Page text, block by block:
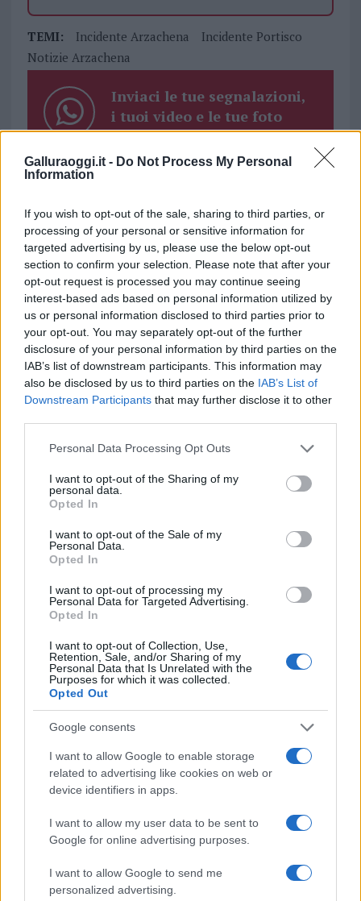
Galluraoggi.it - Do Not Process My Personal
Information
If you wish to opt-out of the sale, sharing to third parties, or
processing of your personal or sensitive information for
targeted advertising by us, please use the below opt-out
section to confirm your selection. Please note that after your
opt-out request is processed you may continue seeing
interest-based ads based on personal information utilized by
us or personal information disclosed to third parties prior to
your opt-out. You may separately opt-out of the further
disclosure of your personal information by third parties on the
IAB’s list of downstream participants. This information may
also be disclosed by us to third parties on the IAB’s List of
Downstream Participants that may further disclose it to other
Please note that this website/app uses one or more Google
not limited to your visit or usage behaviour. You may click to
grant or deny consent to Google and its third-party tags to
use your data for below specified purposes in below Google
consent section.
Personal Data Processing Opt Outs
I want to opt-out of the Sharing of my
personal data.
Opted In
I want to opt-out of the Sale of my
Personal Data.
Opted In
I want to opt-out of processing my
Personal Data for Targeted Advertising.
Opted In
I want to opt-out of Collection, Use,
Retention, Sale, and/or Sharing of my
Personal Data that Is Unrelated with the
Purposes for which it was collected.
Opted Out
Google consents
I want to allow Google to enable storage
related to advertising like cookies on web or
device identifiers in apps.
I want to allow my user data to be sent to
Google for online advertising purposes.
I want to allow Google to send me
personalized advertising.
TEMI: Incidente Arzachena
Incidente Portisco
Notizie Arzachena
Inviaci le tue segnalazioni,
i tuoi video e le tue foto
Su WhatsApp al numero +39
345 356 7512
Notizie in tempo reale?
Entra nel canale telegram di
GalluraOggi.it
Ricevi le nostre ultime news
Condividi l'articolo
F
a
ce
b
o
o
k
T
w
it
te
r
n
re
st
h
s
A
p
p
h
re
Prossimo articolo
NOTIZIE RECENTI
Le previsioni meteo per il weekend a Olbia e in
Gallura
Michelle Hunziker in Gallura, bella anche dal
vivo: un amico vip svela come fa
Calangianus, dopo le polemiche il centro